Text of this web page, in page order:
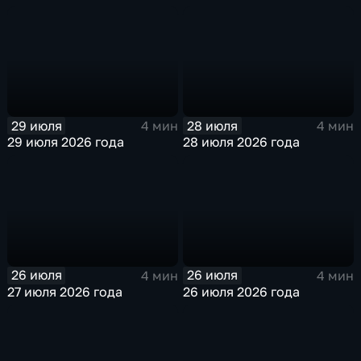
29 июля
4 мин
29 июля 2026 года
28 июля
4 мин
28 июля 2026 года
26 июля
4 мин
27 июля 2026 года
26 июля
4 мин
26 июля 2026 года